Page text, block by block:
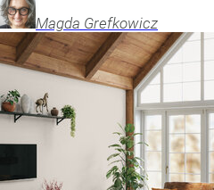
Magda Grefkowicz